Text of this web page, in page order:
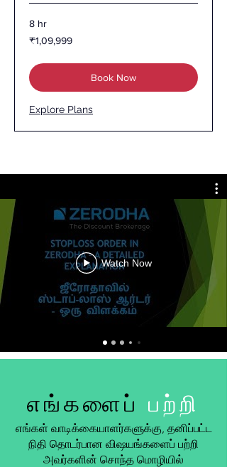
8 hr
1,09,999
இந்திய
₹1,09,999
Book Now
Explore Plans
Watch Now
எங்களைப் பற்றி
எங்கள் வாடிக்கையாளர்களுக்கு, தனிப்பட்ட
நிதி தொடர்பான விஷயங்களைப் பற்றி
அவர்களின் சொந்த மொழியில்